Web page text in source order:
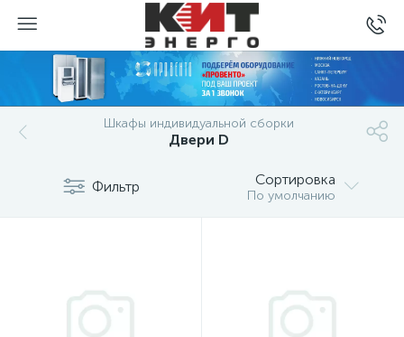
Шкафы индивидуальной сборки
Двери D
Фильтр Сортировка
По умолчанию